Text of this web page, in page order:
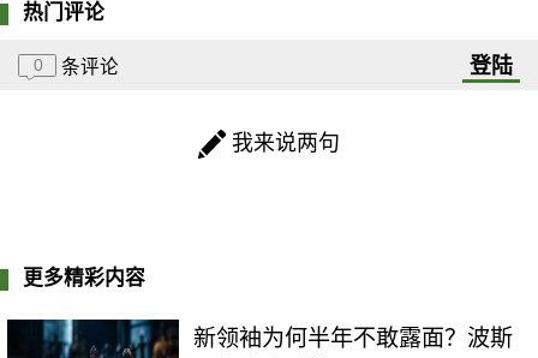
热门评论
0 条评论 登陆
我来说两句
更多精彩内容
新领袖为何半年不敢露面？波斯